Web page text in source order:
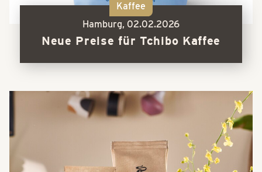
Kaffee
Hamburg, 02.02.2026
Neue Preise für Tchibo Kaffee